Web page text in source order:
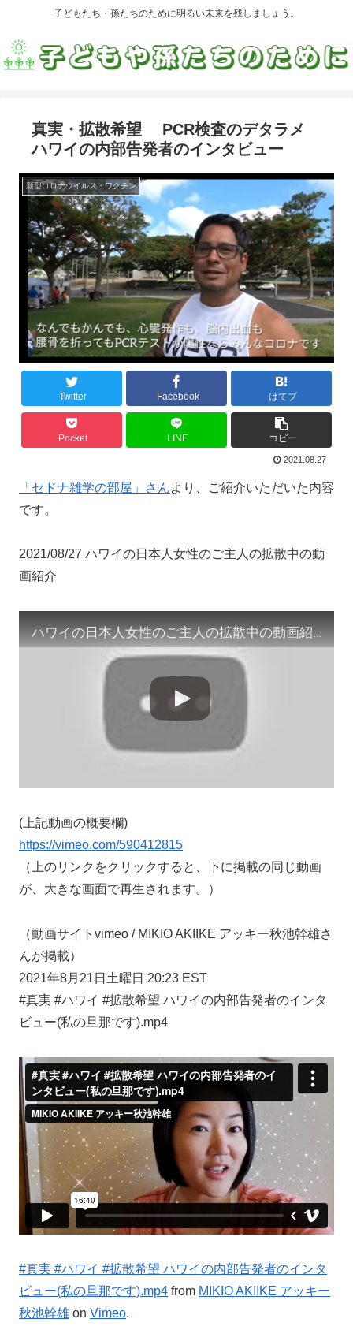
子どもたち・孫たちのために明るい未来を残しましょう。
真実・拡散希望 PCR検査のデタラメ
ハワイの内部告発者のインタビュー
新型コロナウイルス・ワクチン
Twitter Facebook はてブ
Pocket LINE コピー
2021.08.27
「セドナ雑学の部屋」さんより、ご紹介いただいた内容
です。
2021/08/27 ハワイの日本人女性のご主人の拡散中の動
画紹介
ハワイの日本人女性のご主人の拡散中の動画紹介
(上記動画の概要欄)
https://vimeo.com/590412815
（上のリンクをクリックすると、下に掲載の同じ動画
が、大きな画面で再生されます。）
（動画サイトvimeo / MIKIO AKIIKE アッキー秋池幹雄さ
んが掲載）
2021年8月21日土曜日 20:23 EST
#真実 #ハワイ #拡散希望 ハワイの内部告発者のインタ
ビュー(私の旦那です).mp4
#真実 #ハワイ #拡散希望 ハワイの内部告発者のインタ
ビュー(私の旦那です).mp4 from MIKIO AKIIKE アッキー
秋池幹雄 on Vimeo.